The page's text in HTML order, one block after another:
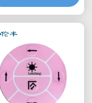
Transparant